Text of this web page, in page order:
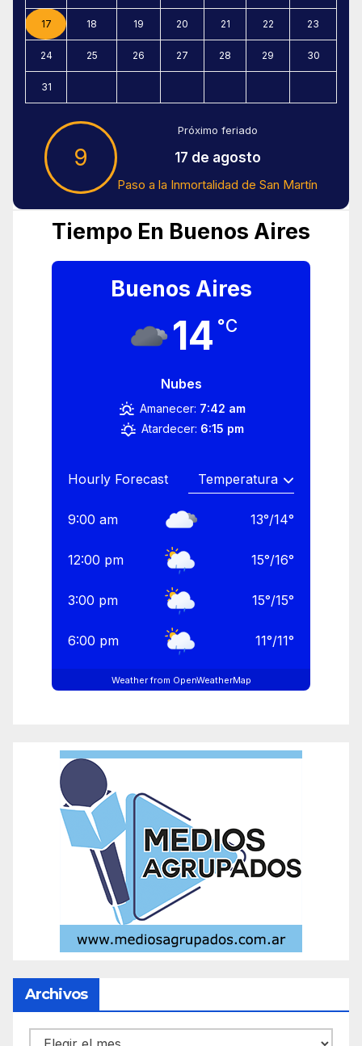
17 18 19 20 21 22 23
24 25 26 27 28 29 30
31
9
Próximo feriado
17 de agosto
Paso a la Inmortalidad de San Martín
Tiempo En Buenos Aires
Buenos Aires
14 °C
Nubes
Amanecer: 7:42 am
Atardecer: 6:15 pm
Hourly Forecast
9:00 am 13°/14°
12:00 pm 15°/16°
3:00 pm 15°/15°
6:00 pm 11°/11°
Weather from OpenWeatherMap
Archivos
Archivos